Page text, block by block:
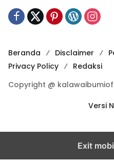
Beranda Disclaimer
Privacy Policy
Redaksi
Copyright @
Versi
Exit